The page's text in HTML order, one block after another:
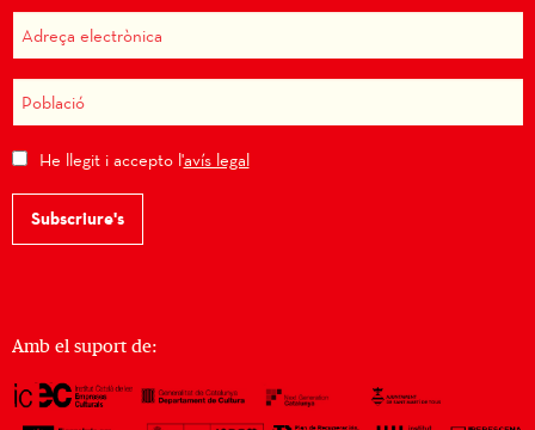
He llegit i accepto l'avís legal
Subscriure's
Amb el suport de: